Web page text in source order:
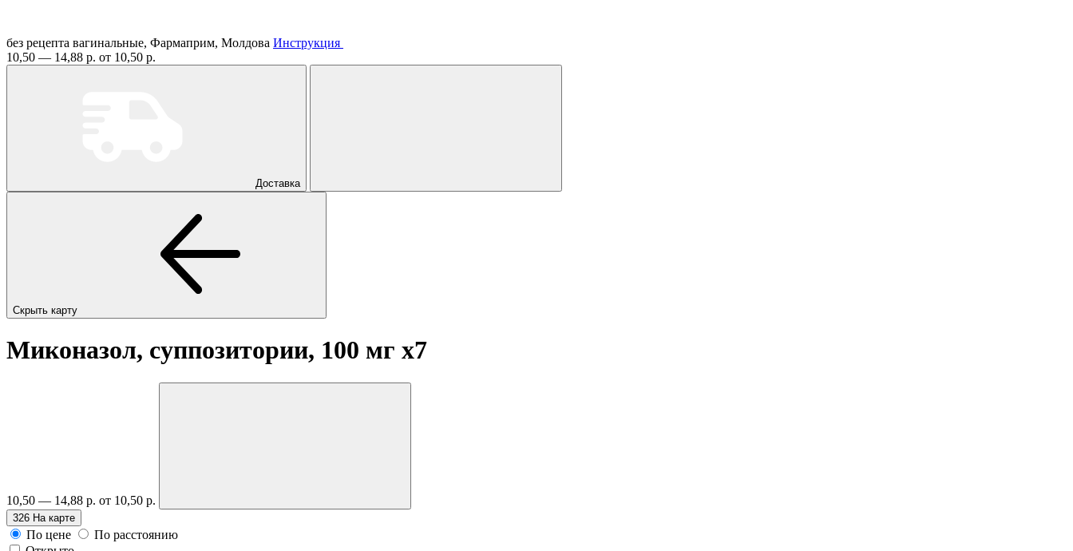
без рецепта вагинальные, Фармаприм, Молдова Инструкция
10,50 — 14,88 р. от 10,50 р.
Доставка
Скрыть карту
Миконазол, суппозитории, 100 мг x7
10,50 — 14,88 р. от 10,50 р.
326 На карте
По цене
По расстоянию